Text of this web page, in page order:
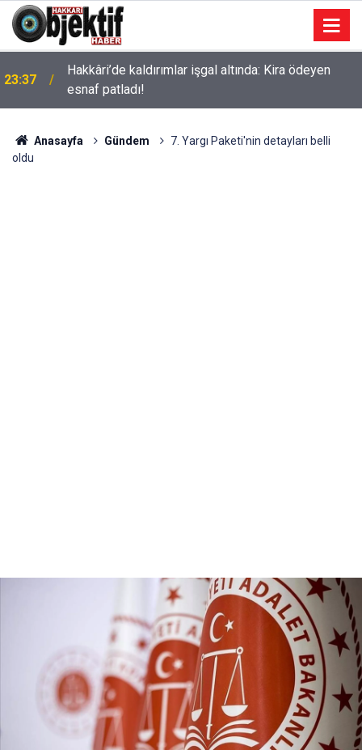
23:37
Hakkâri’de kaldırımlar işgal altında: Kira ödeyen
esnaf patladı!
Anasayfa Gündem
7. Yargı Paketi'nin detayları belli
oldu